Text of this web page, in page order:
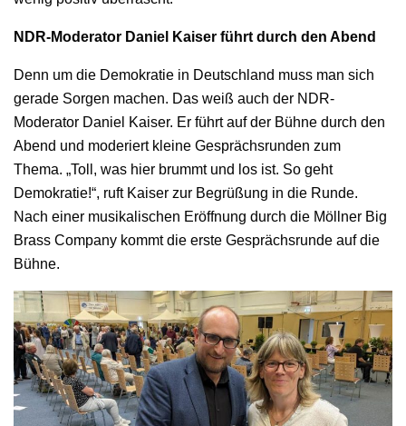
NDR-Moderator Daniel Kaiser führt durch den Abend
Denn um die Demokratie in Deutschland muss man sich
gerade Sorgen machen. Das weiß auch der NDR-
Moderator Daniel Kaiser. Er führt auf der Bühne durch den
Abend und moderiert kleine Gesprächsrunden zum
Thema. „Toll, was hier brummt und los ist. So geht
Demokratie!“, ruft Kaiser zur Begrüßung in die Runde.
Nach einer musikalischen Eröffnung durch die Möllner Big
Brass Company kommt die erste Gesprächsrunde auf die
Bühne.